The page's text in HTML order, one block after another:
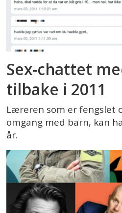
Sex-chattet
tilbake i 2011
Læreren som er fengslet
omgang med barn, kan
år.